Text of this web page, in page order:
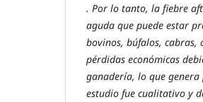
. Por lo tanto, la fiebre
aguda que puede estar
bovinos, búfalos, cabras,
pérdidas económicas
ganadería, lo que
estudio fue cualitativo y